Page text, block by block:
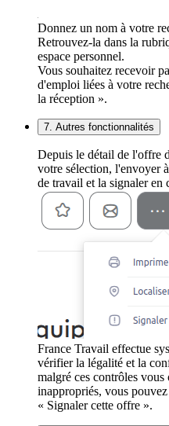
Donnez un nom à votre
Retrouvez-la dans la
espace personnel.
Vous souhaitez recevoir
d'emploi liées à votre
la réception ».
7. Autres fonctionnalités
Depuis le détail de l'offre
votre sélection, l'envoyer
de travail et la signaler en
France Travail effectue
vérifier la légalité et la
malgré ces contrôles vous
inappropriés, vous
« Signaler cette offre ».